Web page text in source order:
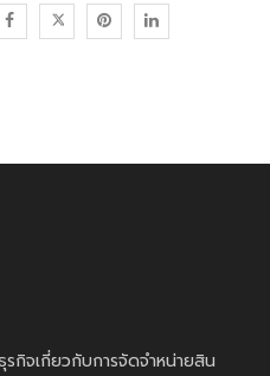
กิจเกี่ยวกับการจัดจำหน่ายสิน